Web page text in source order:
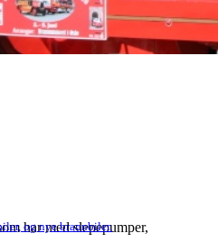
og nye brannbiler.
har med slepepumper,